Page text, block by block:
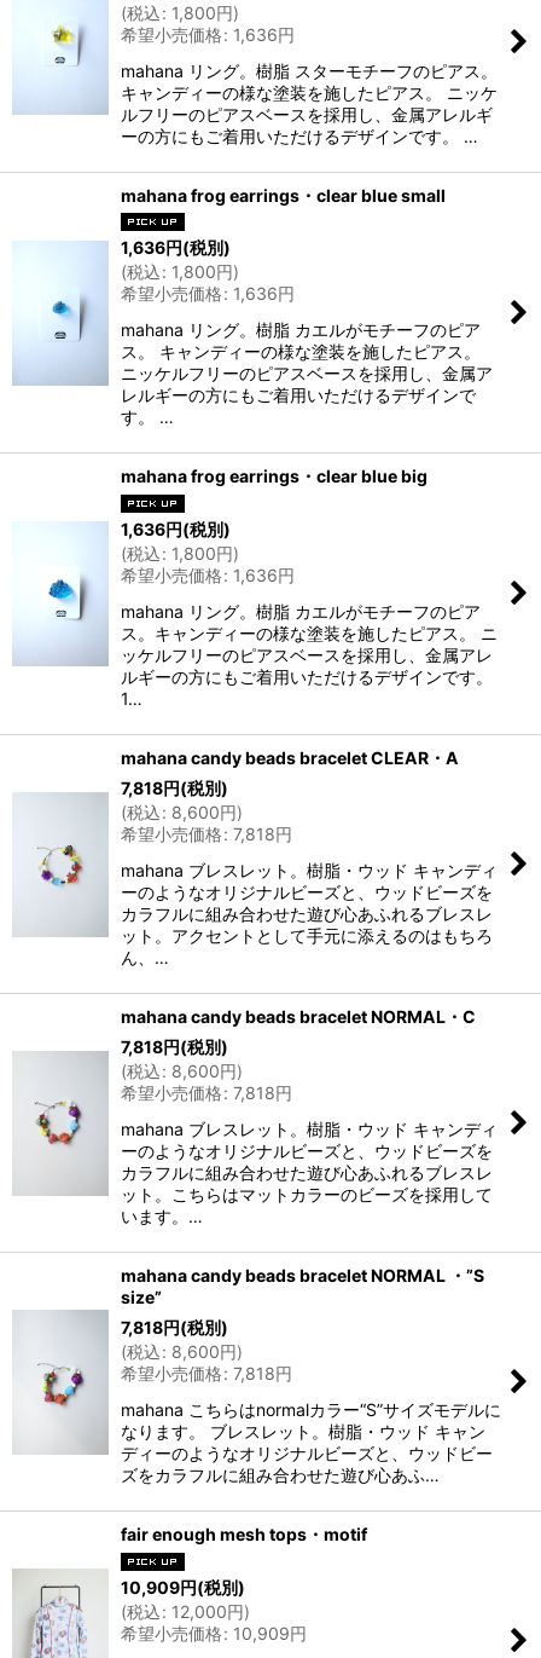
(税込: 1,800円)
希望小売価格: 1,636円
mahana リング。樹脂 スターモチーフのピアス。
キャンディーの様な塗装を施したピアス。 ニッケ
ルフリーのピアスベースを採用し、金属アレルギ
ーの方にもご着用いただけるデザインです。 …
mahana frog earrings・clear blue small
1,636円(税別)
(税込: 1,800円)
希望小売価格: 1,636円
mahana リング。樹脂 カエルがモチーフのピア
ス。 キャンディーの様な塗装を施したピアス。
ニッケルフリーのピアスベースを採用し、金属ア
レルギーの方にもご着用いただけるデザインで
す。 …
mahana frog earrings・clear blue big
1,636円(税別)
(税込: 1,800円)
希望小売価格: 1,636円
mahana リング。樹脂 カエルがモチーフのピア
ス。キャンディーの様な塗装を施したピアス。 ニ
ッケルフリーのピアスベースを採用し、金属アレ
ルギーの方にもご着用いただけるデザインです。
1…
mahana candy beads bracelet CLEAR・A
7,818円(税別)
(税込: 8,600円)
希望小売価格: 7,818円
mahana ブレスレット。樹脂・ウッド キャンディ
ーのようなオリジナルビーズと、ウッドビーズを
カラフルに組み合わせた遊び心あふれるブレスレ
ット。アクセントとして手元に添えるのはもちろ
ん、…
mahana candy beads bracelet NORMAL・C
7,818円(税別)
(税込: 8,600円)
希望小売価格: 7,818円
mahana ブレスレット。樹脂・ウッド キャンディ
ーのようなオリジナルビーズと、ウッドビーズを
カラフルに組み合わせた遊び心あふれるブレスレ
ット。こちらはマットカラーのビーズを採用して
います。…
mahana candy beads bracelet NORMAL ・”S
size”
7,818円(税別)
(税込: 8,600円)
希望小売価格: 7,818円
mahana こちらはnormalカラー“S”サイズモデルに
なります。 ブレスレット。樹脂・ウッド キャン
ディーのようなオリジナルビーズと、ウッドビー
ズをカラフルに組み合わせた遊び心あふ…
fair enough mesh tops・motif
10,909円(税別)
(税込: 12,000円)
希望小売価格: 10,909円